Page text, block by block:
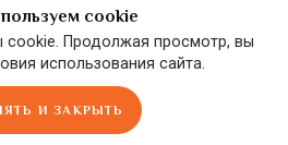
Избранное
cookie
Продолжая просмотр, вы
использования сайта.
И ЗАКРЫТЬ